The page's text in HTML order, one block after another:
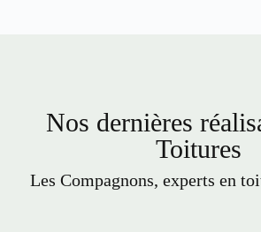
Nos dernières
Toitures
Les Compagnons, experts en